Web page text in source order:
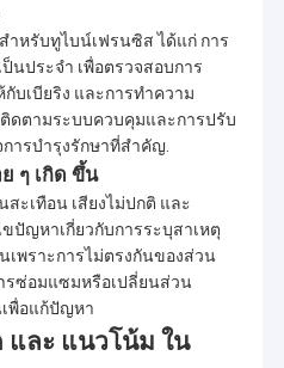
หรับทูไบน์เฟรนซิส ได้แก่ การ
นประจํา เพื่อตรวจสอบการ
บเบียริง และการทําความ
ดตามระบบควบคุมและการปรับ
ารบํารุงรักษาที่สําคัญ.
ๆ เกิด ขึ้น
ะเทือน เสียงไม่ปกติ และ
ปัญหาเกี่ยวกับการระบุสาเหตุ
เพราะการไม่ตรงกันของส่วน
รซ่อมแซมหรือเปลี่ยนส่วน
พื่อแก้ปัญหา
ละ แนวโน้ม ใน
ฟ
านซิส
=
101.34m, Qr
= 2x1.4m3 /
s
n = 750rpm
2,013.4
=
hr = 529.0m,
Qr =
2x1.4m3 / s
n = 750rpm
2,013.1
ฟ
านซิส
=
hr = 20.0m,
Qr =
2x2.391m3
/ s
n = 600rpm
2,012.8
hr = 110.5m,